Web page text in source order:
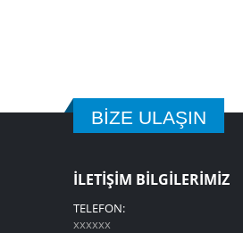
BİZE ULAŞIN
İLETİŞİM BİLGİLERİMİZ
TELEFON:
xxxxxx